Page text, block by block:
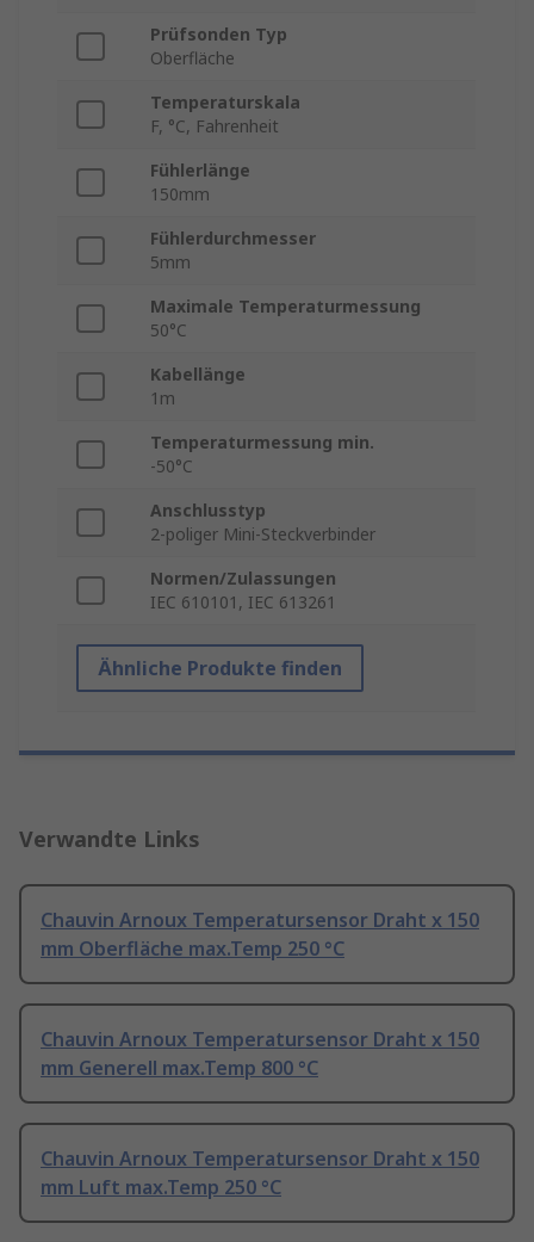
Prüfsonden Typ
Oberfläche
Temperaturskala
F, °C, Fahrenheit
Fühlerlänge
150mm
Fühlerdurchmesser
5mm
Maximale Temperaturmessung
50°C
Kabellänge
1m
Temperaturmessung min.
-50°C
Anschlusstyp
2-poliger Mini-Steckverbinder
Normen/Zulassungen
IEC 610101, IEC 613261
Ähnliche Produkte finden
Verwandte Links
Chauvin Arnoux Temperatursensor Draht x 150
mm Oberfläche max.Temp 250 °C
Chauvin Arnoux Temperatursensor Draht x 150
mm Generell max.Temp 800 °C
Chauvin Arnoux Temperatursensor Draht x 150
mm Luft max.Temp 250 °C